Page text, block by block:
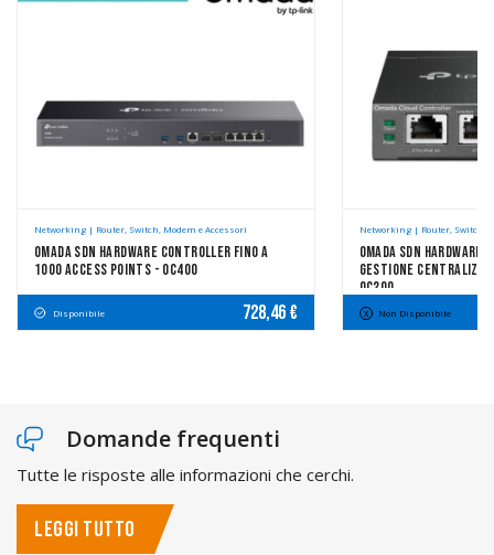
Networking | Router, Switch, Modem e Accessori
Omada SDN Hardware Controller Fino A
1000 Access Points - OC400
Disponibile 728,46 €
Networking | Router, Switch,
Omada SDN
Gestione
OC200
Non Disponibile
Domande frequenti
Tutte le risposte alle informazioni che cerchi.
LEGGI TUTTO